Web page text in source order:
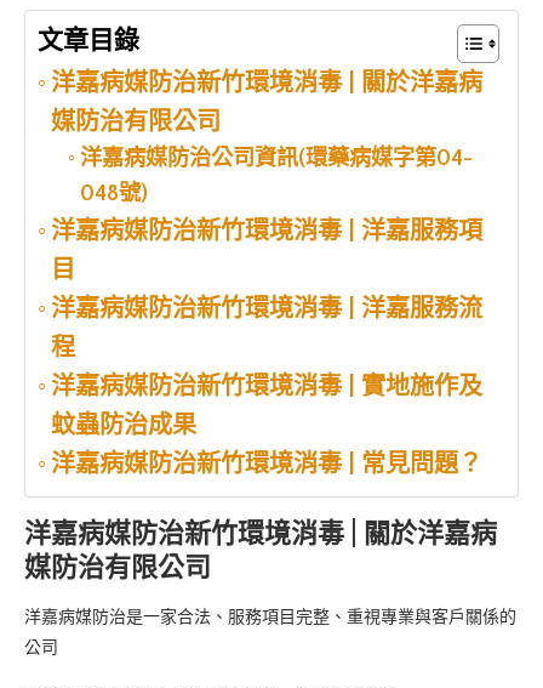
文章目錄
洋嘉病媒防治新竹環境消毒 | 關於洋嘉病
媒防治有限公司
洋嘉病媒防治公司資訊(環藥病媒字第04-
048號)
洋嘉病媒防治新竹環境消毒 | 洋嘉服務項
目
洋嘉病媒防治新竹環境消毒 | 洋嘉服務流
程
洋嘉病媒防治新竹環境消毒 | 實地施作及
蚊蟲防治成果
洋嘉病媒防治新竹環境消毒 | 常見問題？
洋嘉病媒防治新竹環境消毒 | 關於洋嘉病
媒防治有限公司
洋嘉病媒防治是一家合法、服務項目完整、重視專業與客戶關係的
公司